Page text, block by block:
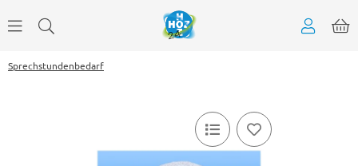
Sprechstundenbedarf